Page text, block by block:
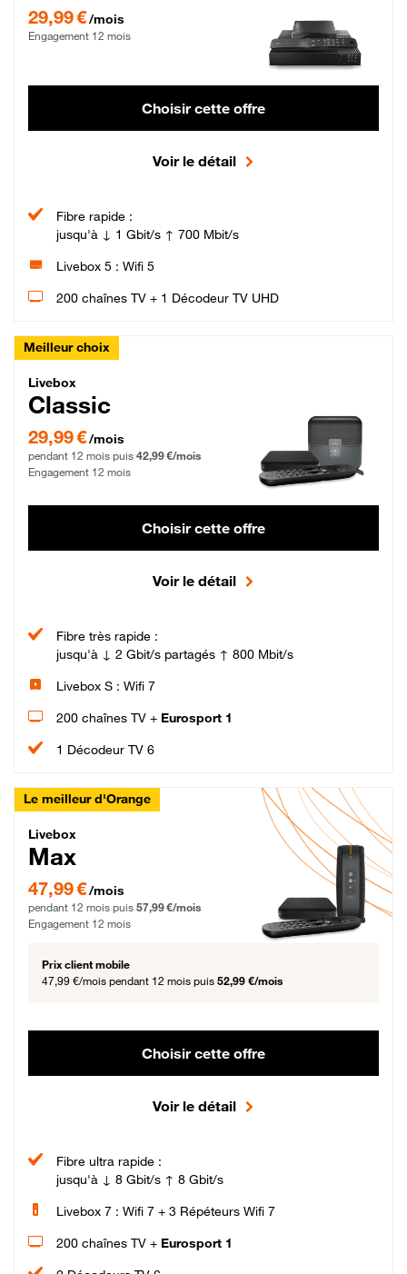
29,99 €/mois
Engagement 12 mois
Choisir cette offre
Voir le détail
Fibre rapide :
jusqu'à ↓ 1 Gbit/s ↑ 700 Mbit/s
Livebox 5 : Wifi 5
200 chaînes TV + 1 Décodeur TV UHD
Meilleur choix
Livebox Classic Fibre
Livebox
Classic
29,99 € par mois pendant 12 mois puis 42,99 € par mois, Engagement 12 mois
29,99 €/mois
pendant 12 mois puis 42,99 €/mois
Engagement 12 mois
Choisir cette offre
Voir le détail
Fibre très rapide :
jusqu'à ↓ 2 Gbit/s partagés ↑ 800 Mbit/s
Livebox S : Wifi 7
200 chaînes TV + Eurosport 1
1 Décodeur TV 6
Le meilleur d'Orange
Livebox Max Fibre
Livebox
Max
47,99 € par mois pendant 12 mois puis 57,99 € par mois, Engagement 12 mois
47,99 €/mois
pendant 12 mois puis 57,99 €/mois
Engagement 12 mois
Prix client mobile
47,99 €/mois pendant 12 mois puis 52,99 €/mois
Choisir cette offre
Voir le détail
Fibre ultra rapide :
jusqu'à ↓ 8 Gbit/s ↑ 8 Gbit/s
Livebox 7 : Wifi 7 + 3 Répéteurs Wifi 7
200 chaînes TV + Eurosport 1